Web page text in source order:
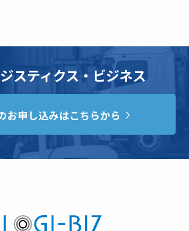
スティクス・ビジネス
お申し込みはこちらから